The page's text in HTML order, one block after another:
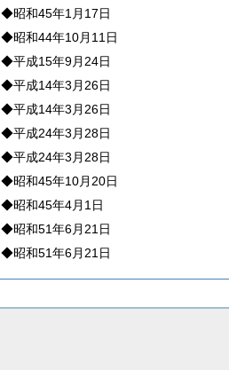
◆昭和45年1月17日
◆昭和44年10月11日
◆平成15年9月24日
◆平成14年3月26日
◆平成14年3月26日
◆平成24年3月28日
◆平成24年3月28日
◆昭和45年10月20日
◆昭和45年4月1日
◆昭和51年6月21日
◆昭和51年6月21日